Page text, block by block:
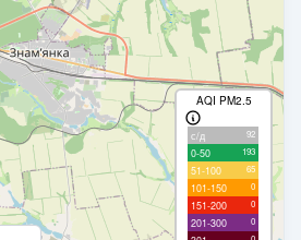
AQI PM2.5
с/д 92
0-50 193
51-100 65
101-150 0
151-200 0
201-300 0